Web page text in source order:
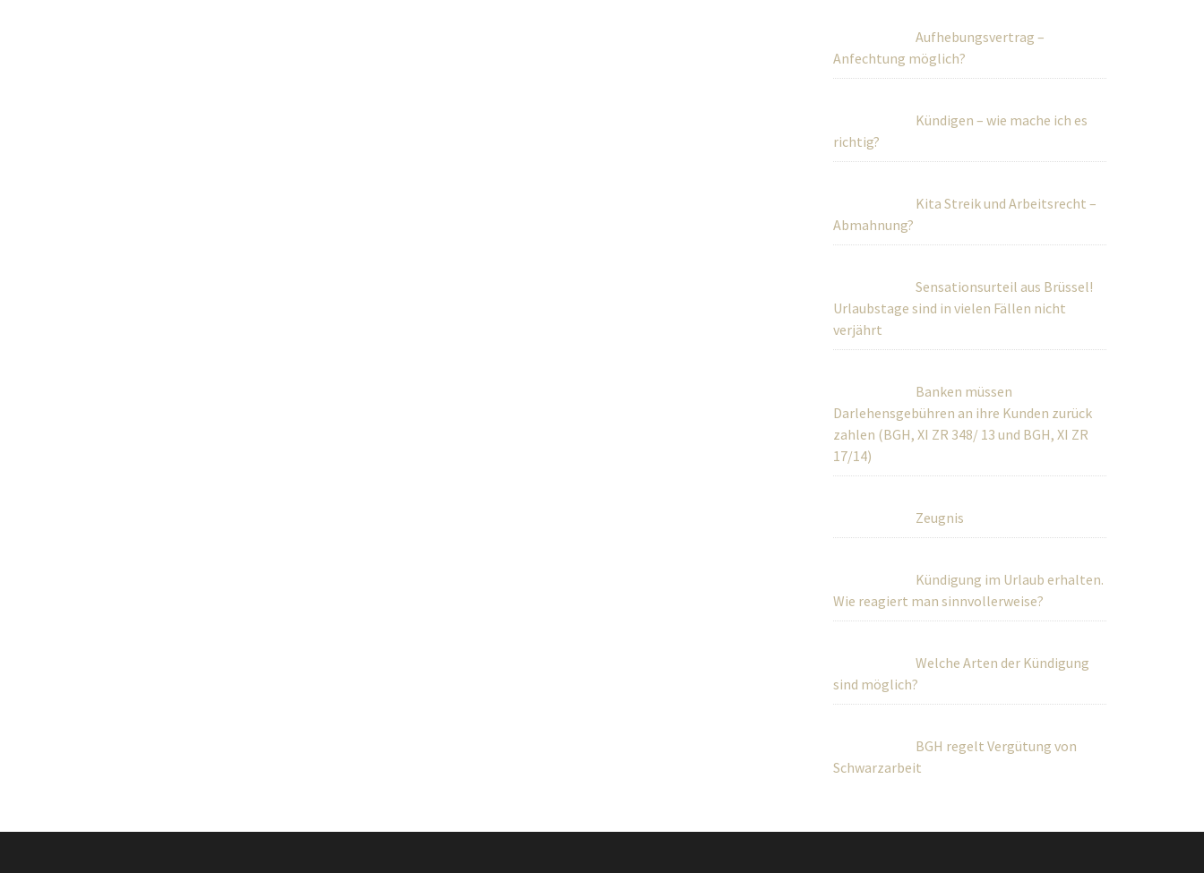
Aufhebungsvertrag –
Anfechtung möglich?
Kündigen – wie mache ich es
richtig?
Kita Streik und Arbeitsrecht –
Abmahnung?
Sensationsurteil aus Brüssel!
Urlaubstage sind in vielen Fällen nicht
verjährt
Banken müssen
Darlehensgebühren an ihre Kunden zurück
zahlen (BGH, XI ZR 348/ 13 und BGH, XI ZR
17/14)
Zeugnis
Kündigung im Urlaub erhalten.
Wie reagiert man sinnvollerweise?
Welche Arten der Kündigung
sind möglich?
BGH regelt Vergütung von
Schwarzarbeit